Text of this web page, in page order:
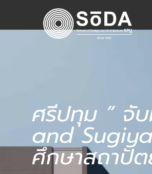
ศรีปทุม ” จั
and
ศึกษาสถาปั